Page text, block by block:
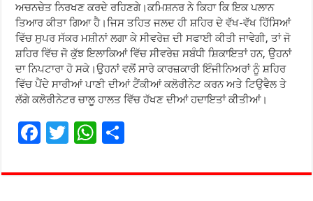
ਅਚਨਚੇਤ ਨਿਰਖਣ ਕਰਦੇ ਰਹਿਣਗੇ।ਕਮਿਸ਼ਨਰ ਨੇ ਕਿਹਾ ਕਿ ਇਕ ਪਲਾਨ
ਤਿਆਰ ਕੀਤਾ ਗਿਆ ਹੈ।ਜਿਸ ਤਹਿਤ ਜਲਦ ਹੀ ਸ਼ਹਿਰ ਦੇ ਵੱਖ-ਵੱਖ ਹਿੱਸਿਆਂ
ਵਿੱਚ ਸੁਪਰ ਸੱਕਰ ਮਸ਼ੀਨਾਂ ਲਗਾ ਕੇ ਸੀਵਰੇਜ਼ ਦੀ ਸਫਾਈ ਕੀਤੀ ਜਾਵੇਗੀ, ਤਾਂ ਜੋ
ਸ਼ਹਿਰ ਵਿੱਚ ਜੋ ਕੁੱਝ ਇਲਾਕਿਆਂ ਵਿੱਚ ਸੀਵਰੇਜ਼ ਸਬੰਧੀ ਸ਼ਿਕਾਇਤਾਂ ਹਨ, ਉਹਨਾਂ
ਦਾ ਨਿਪਟਾਰਾ ਹੋ ਸਕੇ।ਉਹਨਾਂ ਵਲੋਂ ਸਾਰੇ ਕਾਰਜ਼ਕਾਰੀ ਇੰਜੀਨਿਅਰਾਂ ਨੂੰ ਸ਼ਹਿਰ
ਵਿੱਚ ਪੈਂਦੇ ਸਾਰੀਆਂ ਪਾਣੀ ਦੀਆਂ ਟੈਂਕੀਆਂ ਕਲੋਰੀਨੇਟ ਕਰਨ ਅਤੇ ਟਿਉਵੈਲ ਤੇ
ਲੱਗੇ ਕਲੋਰੀਨੇਟਰ ਚਾਲੂ ਹਾਲਤ ਵਿੱਚ ਹੱਖਣ ਦੀਆਂ ਹਦਾਇਤਾਂ ਕੀਤੀਆਂ।
F
e
T
tt
W
at ar